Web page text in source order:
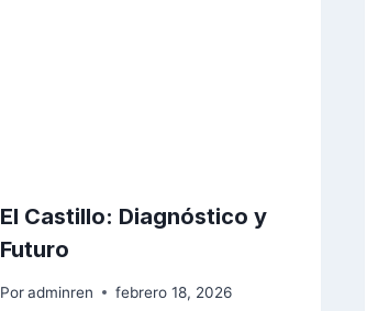
El Castillo: Diagnóstico y
Futuro
Por adminren febrero 18, 2026